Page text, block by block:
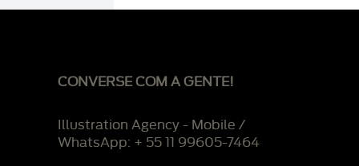
CONVERSE COM A GENTE!
Illustration Agency - Mobile /
WhatsApp: + 55 11 99605-7464